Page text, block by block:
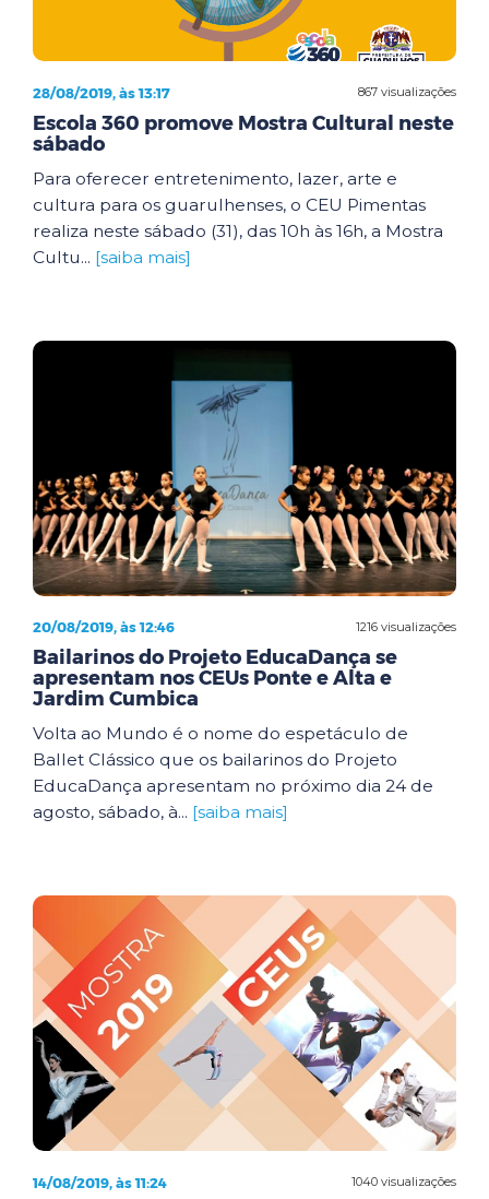
867 visualizações
28/08/2019, às 13:17
Escola 360 promove Mostra Cultural neste
sábado
Para oferecer entretenimento, lazer, arte e
cultura para os guarulhenses, o CEU Pimentas
realiza neste sábado (31), das 10h às 16h, a Mostra
Cultu... [saiba mais]
1216 visualizações
20/08/2019, às 12:46
Bailarinos do Projeto EducaDança se
apresentam nos CEUs Ponte e Alta e
Jardim Cumbica
Volta ao Mundo é o nome do espetáculo de
Ballet Clássico que os bailarinos do Projeto
EducaDança apresentam no próximo dia 24 de
agosto, sábado, à... [saiba mais]
1040 visualizações
14/08/2019, às 11:24